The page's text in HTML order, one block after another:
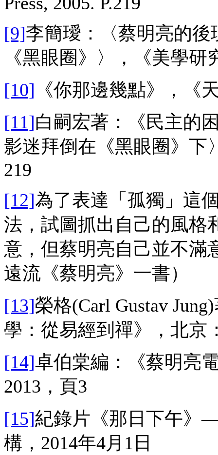
[9]李簡璦：〈蔡明亮的
《黑眼圈》〉，《美學研
[10] 《你那邊幾點》，《
[11]白嗣宏著：《民主的
影迷拜倒在《黑眼圈》下
219
[12]為了表達「孤獨」這
法，試圖抓出自己的風格
意，但蔡明亮自己並不滿
遠流《蔡明亮》一書）
[13]榮格(Carl Gustav
學：從易經到禪》，北京
[14]卓伯棠編：《蔡明亮
2013，頁3
[15]紀錄片《那日下午》
構，2014年4月1日